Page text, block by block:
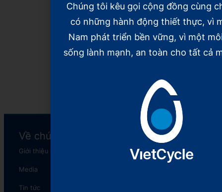
Đọc tiếp
sinh rác
thải nhựa
Đọc tiếp
Về chúng tôi
Giới thiệu
Media
Tin tức
Chương trình
XanhNét
Chúng tôi kêu gọi cộng đồng cùng
có những hành động thiết thực, vì
Nam phát triển bền vững, vì một
sống lành mạnh, an toàn cho tất cả